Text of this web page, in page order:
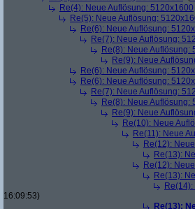
Re(4): Neue Auflösung: 5120x1600
Re(5): Neue Auflösung:
Re(6): Neue Auflösung:
Re(7): Neue Auflösung:
Re(8): Neue Auflösung:
Re(9): Neue
Re(6): Neue Auflösung:
Re(6): Neue Auflösung:
Re(7): Neue Auflösung:
Re(8): Neue Auflösung:
Re(9): Neue
Re(10): Neue
Re(11): Neue
Re(12):
Re(13):
Re(12):
Re(13):
16:09:53)
Re(13):